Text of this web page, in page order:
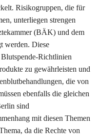
Risikogruppen, die für
unterliegen strengen
(BÄK) und dem
werden. Diese
Richtlinien
zu gewährleisten und
die von
ebenfalls die gleichen
sind
mit diesen Themen
da die Rechte von